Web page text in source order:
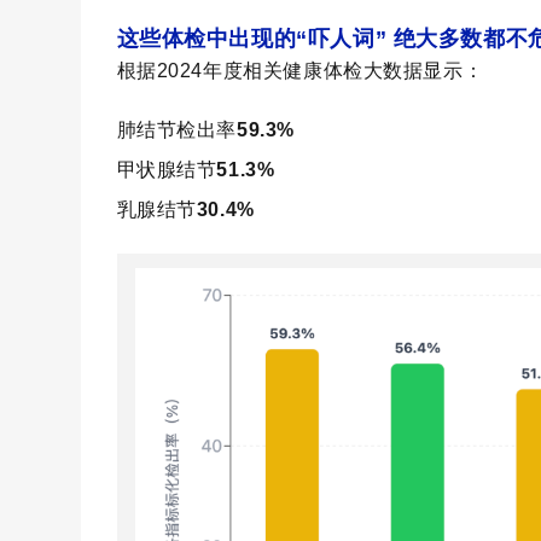
这些体检中出现的“吓人词” 绝大多数都不
根据2024年度相关健康体检大数据显示：
肺结节检出率59.3%
甲状腺结节51.3%
乳腺结节30.4%